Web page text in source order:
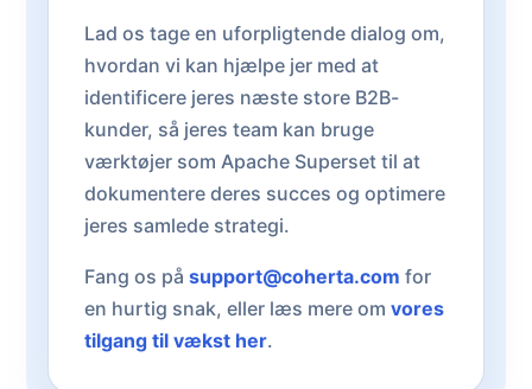
Lad os tage en uforpligtende dialog om,
hvordan vi kan hjælpe jer med at
identificere jeres næste store B2B-
kunder, så jeres team kan bruge
værktøjer som Apache Superset til at
dokumentere deres succes og optimere
jeres samlede strategi.
Fang os på support@coherta.com for
en hurtig snak, eller læs mere om vores
tilgang til vækst her.